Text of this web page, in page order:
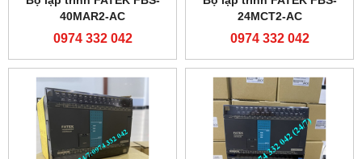
40MAR2-AC
0974 332 042
24MCT2-AC
0974 332 042